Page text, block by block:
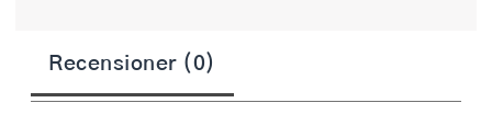
Recensioner (0)